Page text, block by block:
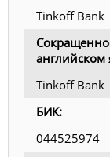
Tinkoff Bank
английском
Tinkoff Bank
БИК:
044525974